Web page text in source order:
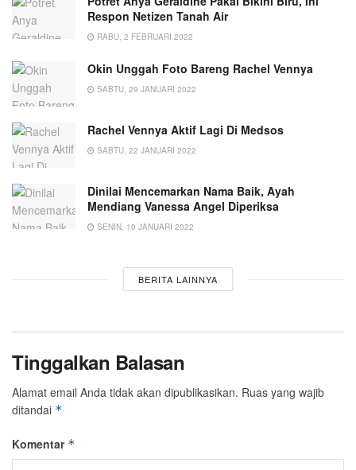
Respon Netizen Tanah Air
RABU, 2 FEBRUARI 2022
Okin Unggah Foto Bareng Rachel Vennya
SABTU, 29 JANUARI 2022
Rachel Vennya Aktif Lagi Di Medsos
SABTU, 22 JANUARI 2022
Dinilai Mencemarkan Nama Baik, Ayah
Mendiang Vanessa Angel Diperiksa
SENIN, 10 JANUARI 2022
BERITA LAINNYA
Tinggalkan Balasan
Alamat email Anda tidak akan dipublikasikan. Ruas yang wajib
ditandai *
Komentar *